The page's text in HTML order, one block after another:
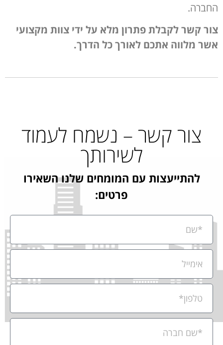
החברה.
צור קשר לקבלת פתרון מלא על ידי צוות מקצועי
אשר מלווה אתכם לאורך כל הדרך.
צור קשר – נשמח לעמוד
לשירותך
להתייעצות עם המומחים שלנו השאירו
פרטים: